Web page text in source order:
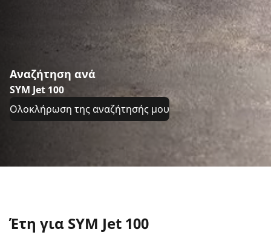
Αναζήτηση ανά
SYM Jet 100
Ολοκλήρωση της αναζήτησής μου
Έτη για SYM Jet 100